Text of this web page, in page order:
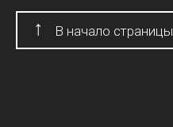
↑ В начало страницы